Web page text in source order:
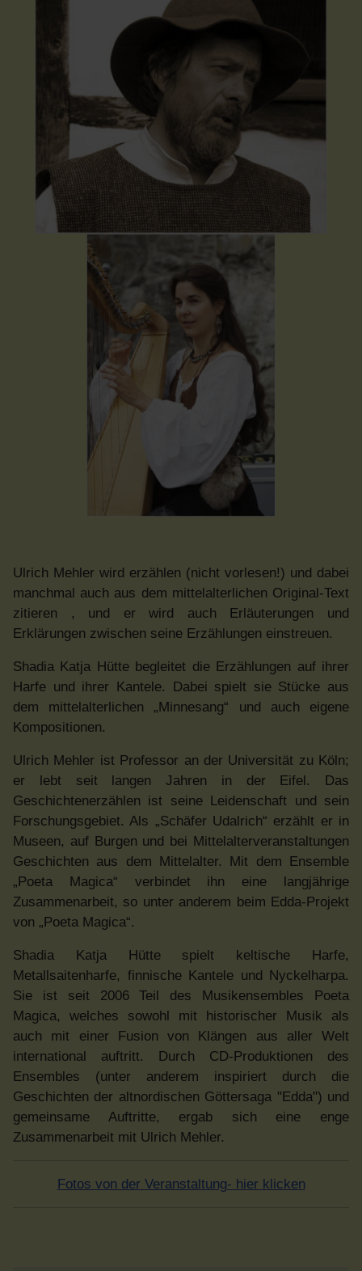
Ulrich Mehler wird erzählen (nicht vorlesen!) und dabei
manchmal auch aus dem mittelalterlichen Original-Text
zitieren , und er wird auch Erläuterungen und
Erklärungen zwischen seine Erzählungen einstreuen.
Shadia Katja Hütte begleitet die Erzählungen auf ihrer
Harfe und ihrer Kantele. Dabei spielt sie Stücke aus
dem mittelalterlichen „Minnesang“ und auch eigene
Kompositionen.
Ulrich Mehler ist Professor an der Universität zu Köln;
er lebt seit langen Jahren in der Eifel. Das
Geschichtenerzählen ist seine Leidenschaft und sein
Forschungsgebiet. Als „Schäfer Udalrich“ erzählt er in
Museen, auf Burgen und bei Mittelalterveranstaltungen
Geschichten aus dem Mittelalter. Mit dem Ensemble
„Poeta Magica“ verbindet ihn eine langjährige
Zusammenarbeit, so unter anderem beim Edda-Projekt
von „Poeta Magica“.
Shadia Katja Hütte spielt keltische Harfe,
Metallsaitenharfe, finnische Kantele und Nyckelharpa.
Sie ist seit 2006 Teil des Musikensembles Poeta
Magica, welches sowohl mit historischer Musik als
auch mit einer Fusion von Klängen aus aller Welt
international auftritt. Durch CD-Produktionen des
Ensembles (unter anderem inspiriert durch die
Geschichten der altnordischen Göttersaga "Edda") und
gemeinsame Auftritte, ergab sich eine enge
Zusammenarbeit mit Ulrich Mehler.
Fotos von der Veranstaltung- hier klicken